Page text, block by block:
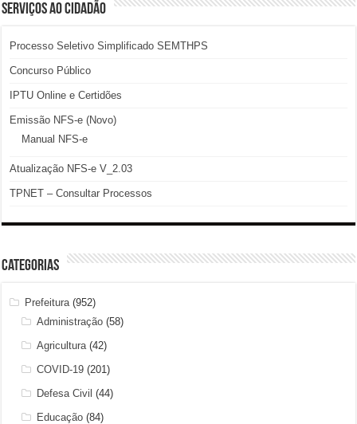
SERVIÇOS AO CIDADÃO
Processo Seletivo Simplificado SEMTHPS
Concurso Público
IPTU Online e Certidões
Emissão NFS-e (Novo)
Manual NFS-e
Atualização NFS-e V_2.03
TPNET – Consultar Processos
Categorias
Prefeitura (952)
Administração (58)
Agricultura (42)
COVID-19 (201)
Defesa Civil (44)
Educação (84)